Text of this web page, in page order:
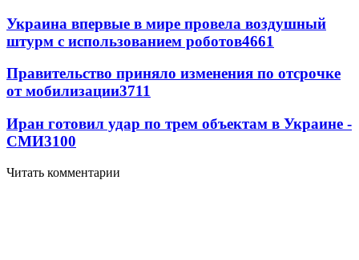
Украина впервые в мире провела воздушный
штурм с использованием роботов4661
Правительство приняло изменения по отсрочке
от мобилизации3711
Иран готовил удар по трем объектам в Украине -
СМИ3100
Читать комментарии